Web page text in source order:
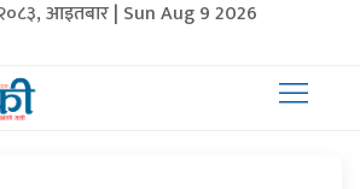
आइतबार | Sun Aug 9 2026